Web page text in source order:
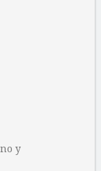
y